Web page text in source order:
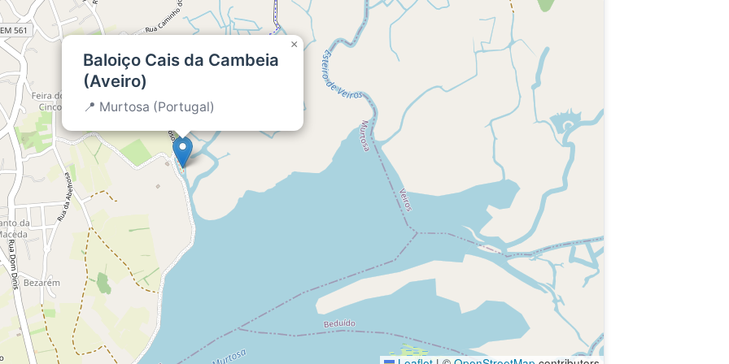
Baloiço Cais da Cambeia
(Aveiro)
📍 Murtosa (Portugal)
×